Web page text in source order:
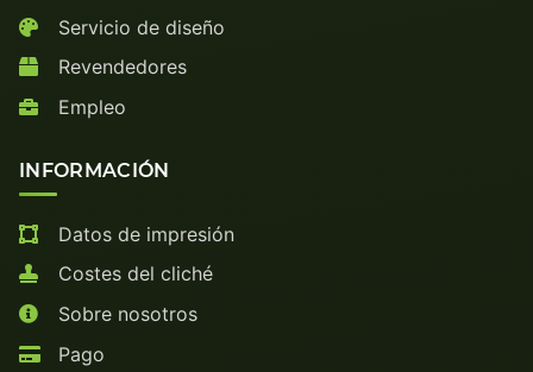
Servicio de diseño
Revendedores
Empleo
INFORMACIÓN
Datos de impresión
Costes del cliché
Sobre nosotros
Pago